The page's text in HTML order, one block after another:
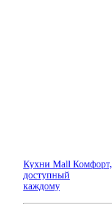
Кухни Mall Комфорт,
доступный
каждому